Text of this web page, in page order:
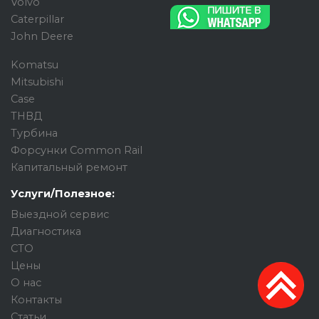
Caterpillar
John Deere
Komatsu
Mitsubishi
Case
ТНВД
Турбина
Форсунки Common Rail
Капитальный ремонт
Услуги/Полезное:
Выездной сервис
Диагностика
СТО
Цены
О нас
Контакты